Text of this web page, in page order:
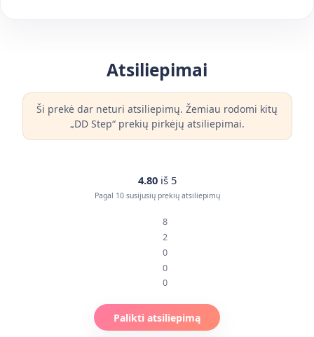
Atsiliepimai
Ši prekė dar neturi atsiliepimų. Žemiau rodomi kitų
„DD Step“ prekių pirkėjų atsiliepimai.
4.80 iš 5
Pagal 10 susijusių prekių atsiliepimų
8
2
0
0
0
Palikti atsiliepimą